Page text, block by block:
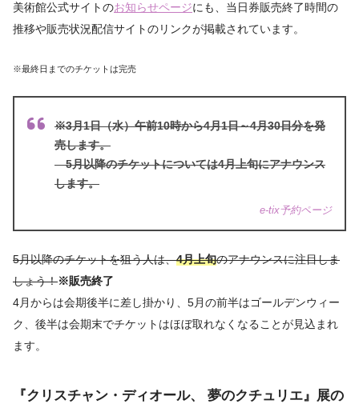
美術館公式サイトのお知らせページにも、当日券販売終了時間の
推移や販売状況配信サイトのリンクが掲載されています。
※最終日までのチケットは完売
※3月1日（水）午前10時から4月1日～4月30日分を発
売します。
5月以降のチケットについては4月上旬にアナウンス
します。
e-tix予約ページ
5月以降のチケットを狙う人は、4月上旬のアナウンスに注目しま
しょう！※販売終了
4月からは会期後半に差し掛かり、5月の前半はゴールデンウィー
ク、後半は会期末でチケットはほぼ取れなくなることが見込まれ
ます。
『クリスチャン・ディオール、 夢のクチュリエ』展の